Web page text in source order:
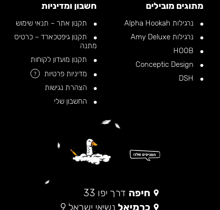
מתוגים מובילים
נרגילות Alpha Hookah
נרגילות Amy Deluxe
חשבון ומדיניות
תקנון אתר – תנאי שימוש
תקנון גיפטכארד – כרטיס
מתנה
תקנון מועדון לקוחות
מדיניות פרטיות
?
הצהרת נגישות
החשבון שלי
חיפה דרך יפו 33
כרמיאל נשיאי ישראל 9